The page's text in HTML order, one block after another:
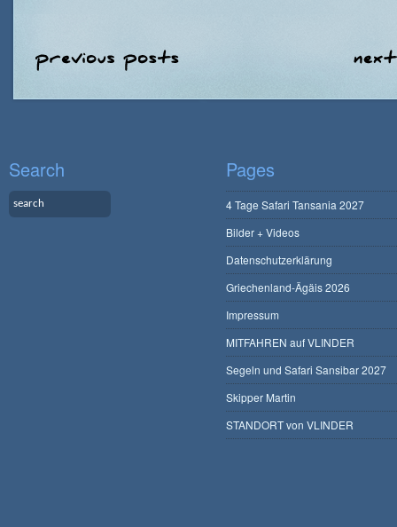
Search Pages
4 Tage Safari Tansania 2027
Bilder + Videos
Datenschutzerklärung
Griechenland-Ägäis 2026
Impressum
MITFAHREN auf VLINDER
Segeln und Safari Sansibar 2027
Skipper Martin
STANDORT von VLINDER